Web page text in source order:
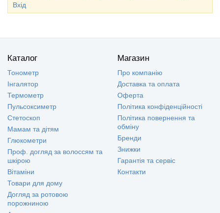
Вхід
Каталог
Тонометр
Інгалятор
Термометр
Пульсоксиметр
Стетоскоп
Мамам та дітям
Глюкометри
Проф. догляд за волоссям та
шкірою
Вітаміни
Товари для дому
Догляд за ротовою
порожниною
Магазин
Про компанію
Доставка та оплата
Оферта
Політика конфіденційності
Політика повернення та
обміну
Бренди
Знижки
Гарантія та сервіс
Контакти